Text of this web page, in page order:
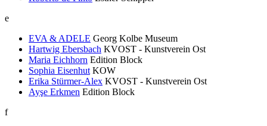
e
EVA & ADELE Georg Kolbe Museum
Hartwig Ebersbach KVOST - Kunstverein Ost
Maria Eichhorn Edition Block
Sophia Eisenhut KOW
Erika Stürmer-Alex KVOST - Kunstverein Ost
Ayşe Erkmen Edition Block
f